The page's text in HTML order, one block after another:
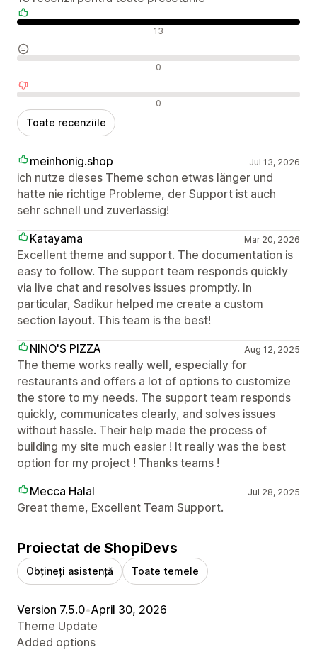
Recenzii pozitive 13
Recenzii neutre 0
Recenzii negative 0
Toate recenziile
meinhonig.shop Jul 13, 2026
ich nutze dieses Theme schon etwas länger und
hatte nie richtige Probleme, der Support ist auch
sehr schnell und zuverlässig!
Katayama
Mar 20, 2026
Excellent theme and support. The documentation is
easy to follow. The support team responds quickly
via live chat and resolves issues promptly. In
particular, Sadikur helped me create a custom
section layout. This team is the best!
NINO'S PIZZA
Aug 12, 2025
The theme works really well, especially for
restaurants and offers a lot of options to customize
the store to my needs. The support team responds
quickly, communicates clearly, and solves issues
without hassle. Their help made the process of
building my site much easier ! It really was the best
option for my project ! Thanks teams !
Mecca Halal
Jul 28, 2025
Great theme, Excellent Team Support.
Proiectat de ShopiDevs
Obțineți asistență Toate temele
Version 7.5.0•April 30, 2026
Theme Update
Added options